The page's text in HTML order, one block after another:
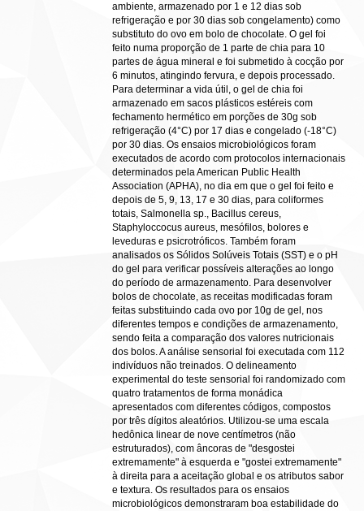
ambiente, armazenado por 1 e 12 dias sob
refrigeração e por 30 dias sob congelamento) como
substituto do ovo em bolo de chocolate. O gel foi
feito numa proporção de 1 parte de chia para 10
partes de água mineral e foi submetido à cocção por
6 minutos, atingindo fervura, e depois processado.
Para determinar a vida útil, o gel de chia foi
armazenado em sacos plásticos estéreis com
fechamento hermético em porções de 30g sob
refrigeração (4°C) por 17 dias e congelado (-18°C)
por 30 dias. Os ensaios microbiológicos foram
executados de acordo com protocolos internacionais
determinados pela American Public Health
Association (APHA), no dia em que o gel foi feito e
depois de 5, 9, 13, 17 e 30 dias, para coliformes
totais, Salmonella sp., Bacillus cereus,
Staphyloccocus aureus, mesófilos, bolores e
leveduras e psicrotróficos. Também foram
analisados os Sólidos Solúveis Totais (SST) e o pH
do gel para verificar possíveis alterações ao longo
do período de armazenamento. Para desenvolver
bolos de chocolate, as receitas modificadas foram
feitas substituindo cada ovo por 10g de gel, nos
diferentes tempos e condições de armazenamento,
sendo feita a comparação dos valores nutricionais
dos bolos. A análise sensorial foi executada com 112
indivíduos não treinados. O delineamento
experimental do teste sensorial foi randomizado com
quatro tratamentos de forma monádica
apresentados com diferentes códigos, compostos
por três dígitos aleatórios. Utilizou-se uma escala
hedônica linear de nove centímetros (não
estruturados), com âncoras de "desgostei
extremamente" à esquerda e "gostei extremamente"
à direita para a aceitação global e os atributos sabor
e textura. Os resultados para os ensaios
microbiológicos demonstraram boa estabilidade do